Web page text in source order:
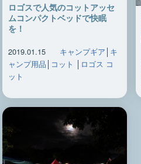
ロゴスで人気のコットアッセ
ムコンパクトベッドで快眠
を！
2019.01.15 キャンプギア │ キ
ャンプ用品 │ コット │ ロゴス コ
ット